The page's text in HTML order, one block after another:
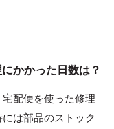
かかった日数は？
配便を使った修理
は部品のストック